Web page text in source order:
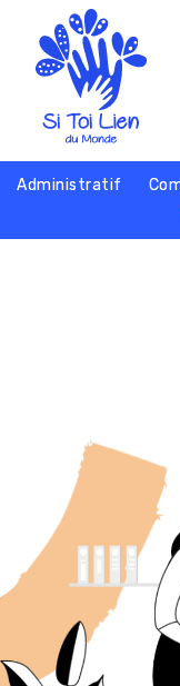
Administratif